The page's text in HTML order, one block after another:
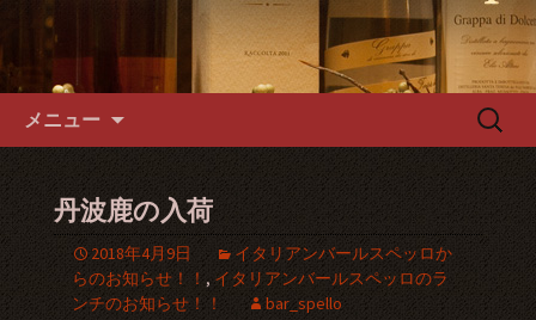
メニュー
検
丹波鹿の入荷
2018年4月9日
イタリアンバールスペッロか
らのお知らせ！！ , イタリアンバールスペッロのラ
ンチのお知らせ！！
bar_spello